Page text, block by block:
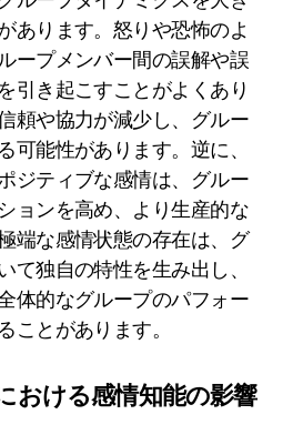
あります。怒りや恐怖のよ
ープメンバー間の誤解や誤
引き起こすことがよくあり
頼や協力が減少し、グルー
可能性があります。逆に、
ジティブな感情は、グルー
ョンを高め、より生産的な
端な感情状態の存在は、グ
て独自の特性を生み出し、
体的なグループのパフォー
ことがあります。
おける感情知能の影響